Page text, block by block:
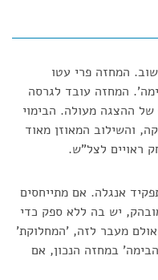
המחזה פרי עטו
המחזה עובד לגרסה
של ההצגה מעולה. הבימוי
והשילוב המאוזן מאוד
ראויים לצל"ש.
אנגלה. אם מתייחסים
יש בה ללא ספק כדי
אולם מעבר לזה, 'המחלוקת'
במחזה הנכון, אם